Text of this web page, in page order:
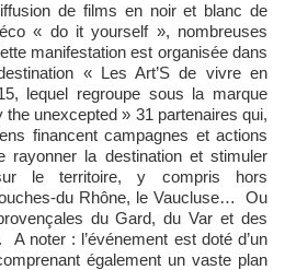
de films en noir et blanc de
« do it yourself », nombreuses
manifestation est organisée dans
« Les Art’S de vivre en
lequel regroupe sous la marque
unexcepted » 31 partenaires qui,
financent campagnes et actions
rayonner la destination et stimuler
sur le territoire, y compris hors
du Rhône, le Vaucluse… Ou
du Gard, du Var et des
noter : l’événement est doté d’un
également un vaste plan